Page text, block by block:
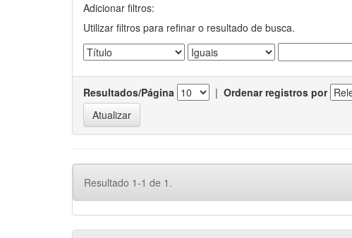
Adicionar filtros:
Utilizar filtros para refinar o resultado de busca.
Resultados/Página | Ordenar registros por
Resultado 1-1 de 1.